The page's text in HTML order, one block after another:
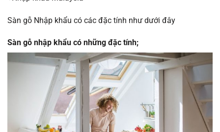
Sàn gỗ Nhập khẩu có các đặc tính như dưới đây
Sàn gỗ nhập khẩu có những đặc tính;